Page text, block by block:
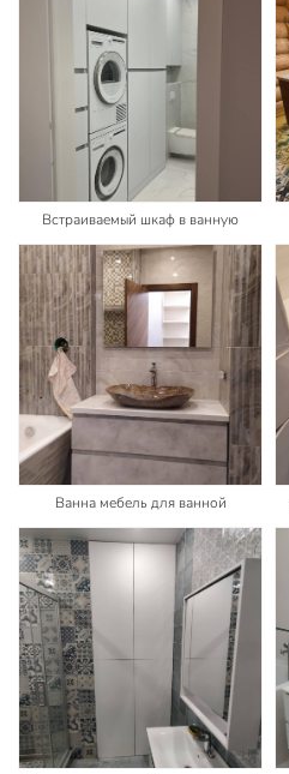
Встраиваемый шкаф в ванную
Ванна мебель для ванной